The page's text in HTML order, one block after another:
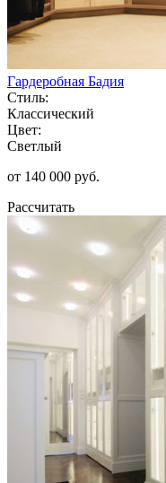
Гардеробная Бадия
Стиль:
Классический
Цвет:
Светлый
от 140 000 руб.
Рассчитать